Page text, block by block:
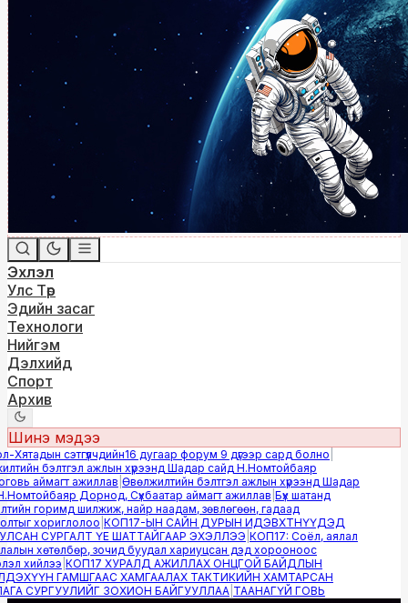
Эхлэл
Улс Төр
Эдийн засаг
Технологи
Нийгэм
Дэлхийд
Спорт
Архив
Шинэ мэдээ
сэтгүүлчдийн16 дугаар форум 9 дүгээр сард болно|
бэлтгэл ажлын хүрээнд Шадар сайд Н.Номтойбаяр
аймагт ажиллав|Өвөлжилтийн бэлтгэл ажлын хүрээнд Шадар
Дорнод, Сүхбаатар аймагт ажиллав|Бүх шатанд
горимд шилжиж, найр наадам, зөвлөгөөн, гадаад
хориглолоо|КОП17-ЫН САЙН ДУРЫН ИДЭВХТНҮҮДЭД
СУРГАЛТ ҮЕ ШАТТАЙГААР ЭХЭЛЛЭЭ|КОП17: Соёл, аялал
хөтөлбөр, зочид буудал хариуцсан дэд хорооноос
хийлээ|КОП17 ХУРАЛД АЖИЛЛАХ ОНЦГОЙ БАЙДЛЫН
ГАМШГААС ХАМГААЛАХ ТАКТИКИЙН ХАМТАРСАН
СУРГУУЛИЙГ ЗОХИОН БАЙГУУЛЛАА|ТААНАГҮЙ ГОВЬ